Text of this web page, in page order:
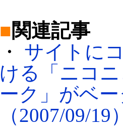
■関連記事
・ サイトに
ける「ニコ
ーク」がベ
（2007/09/19